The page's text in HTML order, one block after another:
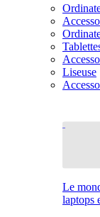
Liseuse
Le
laptops